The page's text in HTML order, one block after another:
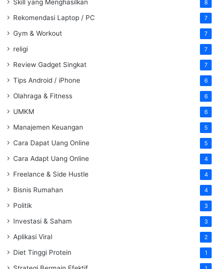
Skill yang Menghasilkan 8
Rekomendasi Laptop / PC 7
Gym & Workout 7
religi 7
Review Gadget Singkat 7
Tips Android / iPhone 6
Olahraga & Fitness 6
UMKM 6
Manajemen Keuangan 5
Cara Dapat Uang Online 5
Cara Adapt Uang Online 4
Freelance & Side Hustle 4
Bisnis Rumahan 4
Politik 3
Investasi & Saham 3
Aplikasi Viral 2
Diet Tinggi Protein 1